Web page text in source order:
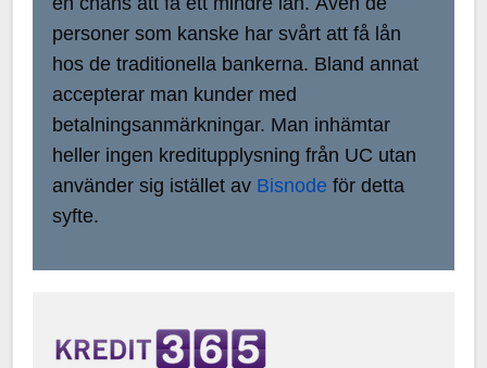
personer som kanske har svårt att få lån
hos de traditionella bankerna. Bland annat
accepterar man kunder med
betalningsanmärkningar. Man inhämtar
heller ingen kreditupplysning från UC utan
använder sig istället av Bisnode för detta
syfte.